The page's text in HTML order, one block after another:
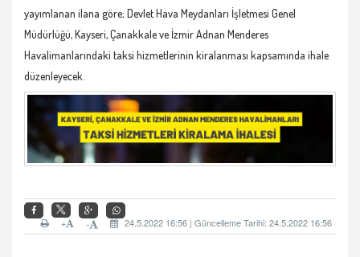
yayımlanan ilana göre; Devlet Hava Meydanları İşletmesi Genel
Müdürlüğü, Kayseri, Çanakkale ve İzmir Adnan Menderes
Havalimanlarındaki taksi hizmetlerinin kiralanması kapsamında ihale
düzenleyecek.
24.5.2022 16:56 | Güncelleme Tarihi: 24.5.2022 16:56
-
+